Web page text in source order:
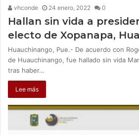
vhconde 24 enero, 2022 0
Hallan sin vida a
electo de Xopanapa,
Huauchinango, Pue.- De acuerdo con
de Huauchinango, fue hallado sin vida
tras haber…
Lee más